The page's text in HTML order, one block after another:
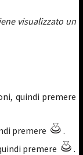
visualizzato un
quindi premere
premere
.
premere
.